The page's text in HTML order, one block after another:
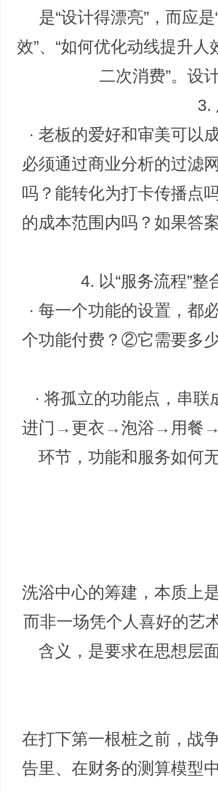
是“设计得漂亮”，而应
效”、“如何优化动线提升人
二次消费”。设
3.
· 老板的爱好和审美可以
必须通过商业分析的过滤
吗？能转化为打卡传播点
的成本范围内吗？如果答
4. 以“服务流程”整
· 每一个功能的设置，都
个功能付费？②它需要多
· 将孤立的功能点，串联
进门→更衣→泡浴→用餐
环节，功能和服务如何
洗浴中心的筹建，本质上
而非一场凭个人喜好的艺
含义，是要求在思想层
在打下第一根桩之前，战
告里、在财务的测算模型